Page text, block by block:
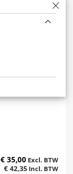
€ 35,00
€ 42,35